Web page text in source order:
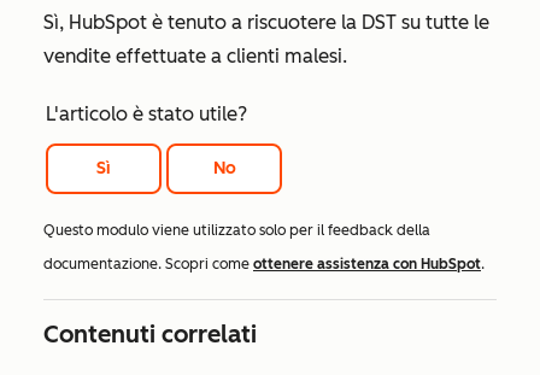
Sì, HubSpot è tenuto a riscuotere la DST su tutte le
vendite effettuate a clienti malesi.
L'articolo è stato utile?
Sì No
Questo modulo viene utilizzato solo per il feedback della
documentazione. Scopri come ottenere assistenza con HubSpot.
Contenuti correlati